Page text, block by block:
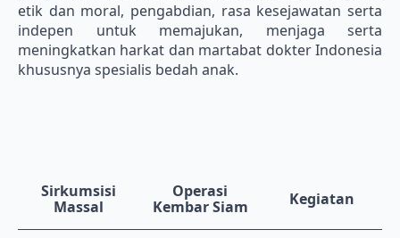
etik dan moral, pengabdian, rasa kesejawatan serta
indepen untuk memajukan, menjaga serta
meningkatkan harkat dan martabat dokter Indonesia
khususnya spesialis bedah anak.
Sirkumsisi
Massal
Operasi
Kembar Siam
Kegiatan